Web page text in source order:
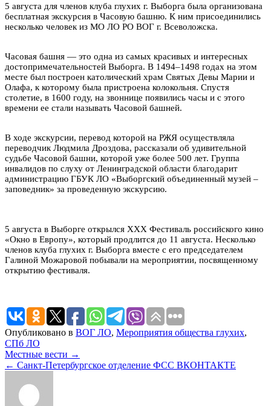
5 августа для членов клуба глухих г. Выборга была организована
бесплатная экскурсия в Часовую башню. К ним присоединились
несколько человек из МО ЛО РО ВОГ г. Всеволожска.
Часовая башня — это одна из самых красивых и интересных
достопримечательностей Выборга. В 1494–1498 годах на этом
месте был построен католический храм Святых Девы Марии и
Олафа, к которому была пристроена колокольня. Спустя
столетие, в 1600 году, на звоннице появились часы и с этого
времени ее стали называть Часовой башней.
В ходе экскурсии, перевод которой на РЖЯ осуществляла
переводчик Людмила Дроздова, рассказали об удивительной
судьбе Часовой башни, которой уже более 500 лет. Группа
инвалидов по слуху от Ленинградской области благодарит
администрацию ГБУК ЛО «Выборгский объединенный музей –
заповедник» за проведенную экскурсию.
5 августа в Выборге открылся XXX Фестиваль российского кино
«Окно в Европу», который продлится до 11 августа. Несколько
членов клуба глухих г. Выборга вместе с его председателем
Галиной Можаровой побывали на мероприятии, посвященному
открытию фестиваля.
Опубликовано в ВОГ ЛО, Мероприятия общества глухих,
СПб ЛО
Навигация
по
записям
Местные вести →
← Санкт-Петербургское отделение ФСС ВКОНТАКТЕ